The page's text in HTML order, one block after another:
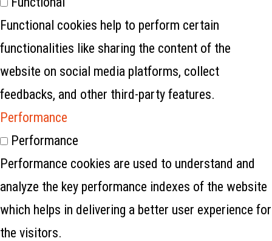
Functional cookies help to perform certain
functionalities like sharing the content of the
website on social media platforms, collect
feedbacks, and other third-party features.
Performance
Performance
Performance cookies are used to understand and
analyze the key performance indexes of the website
which helps in delivering a better user experience for
the visitors.